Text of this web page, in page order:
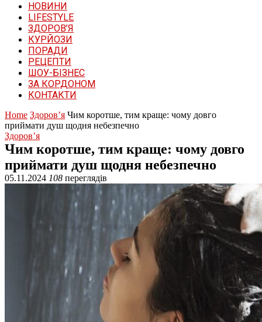
НОВИНИ
LIFESTYLE
ЗДОРОВ’Я
КУРЙОЗИ
ПОРАДИ
РЕЦЕПТИ
ШОУ-БІЗНЕС
ЗА КОРДОНОМ
КОНТАКТИ
Home Здоров’я Чим коротше, тим краще: чому довго
приймати душ щодня небезпечно
Здоров’я
Чим коротше, тим краще: чому довго
приймати душ щодня небезпечно
05.11.2024 108 переглядів